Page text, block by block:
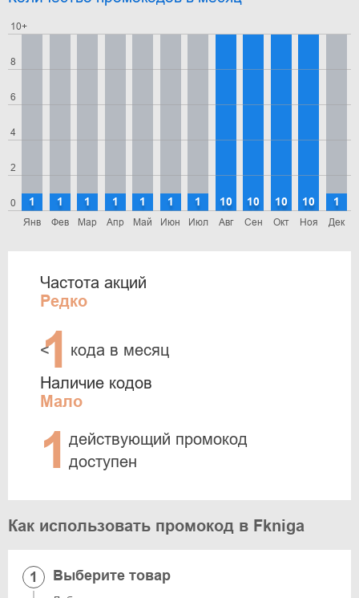
0
2
4
6
8
10+
Янв
1
Фев
1
Мар
1
Апр
1
Май
1
Июн
1
Июл
1
Авг
10
Сен
10
Окт
10
Ноя
10
Дек
1
Частота акций
Редко
<
1 кода в месяц
Наличие кодов
Мало
1 действующий промокод
доступен
Как использовать промокод в Fkniga
Выберите товар